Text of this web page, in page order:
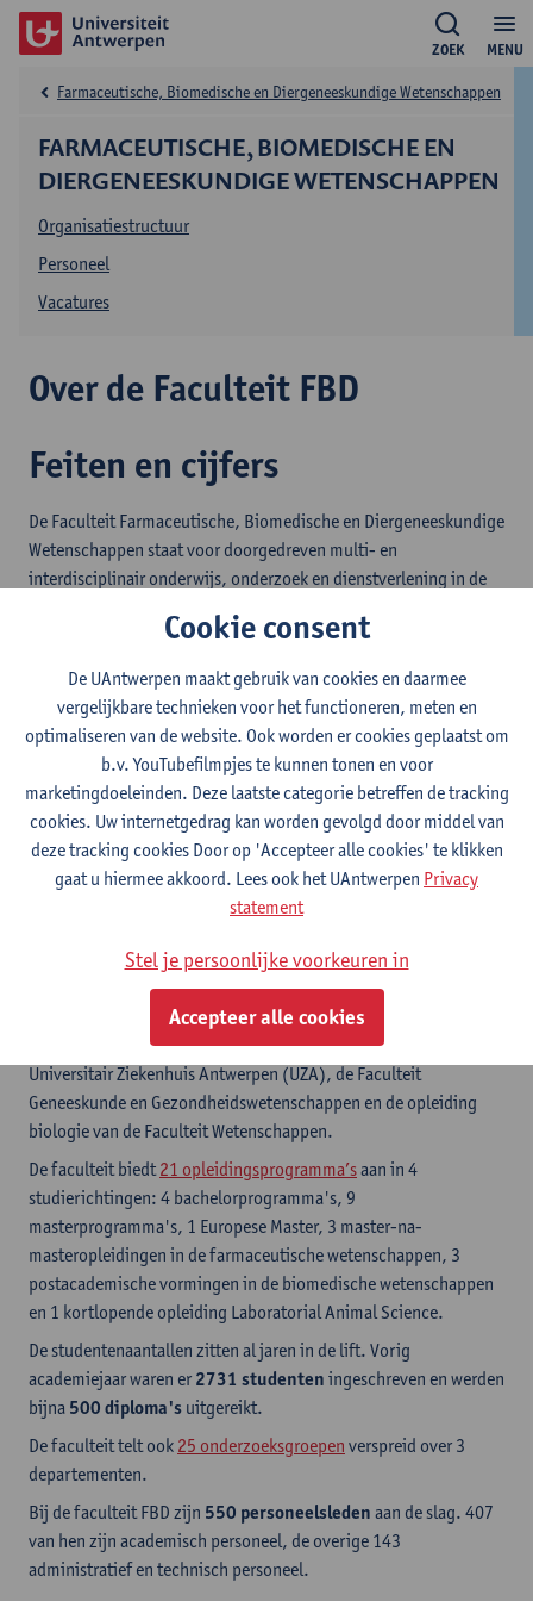
MENU
ZOEK
FARMACEUTISCHE, BIOMEDISCHE EN
DIERGENEESKUNDIGE WETENSCHAPPEN
Farmaceutische, Biomedische en Diergeneeskundige Wetenschappen
Organisatiestructuur
Personeel
Vacatures
Over de Faculteit FBD
Feiten en cijfers
De Faculteit Farmaceutische, Biomedische en Diergeneeskundige
Wetenschappen staat voor doorgedreven multi- en
interdisciplinair onderwijs, onderzoek en dienstverlening in de
masteropleidingen in defarmaceutische wetenschappen
en een bacheloropleiding in dediergeneeskunde . De Faculteit
FBD neemt ook deel aan het Erasmus Mundus-consortium
rond deMaster of Leading International Vaccinology Education
en werkt voor haar onderwijs samen met prestigieuze
partners zoals het Vlaams Instituut voor Biotechnologie (VIB),
het Instituut voor Tropische Geneeskunde (ITG) en het Vlaams
Instituut voor Technologie (VITO). Daarnaast streeft ze naar de
valorisatie van haar onderzoek ten gunste van de maatschappij
en de industrie via wetenschapscommunicatie, partnerschappen
De faculteit is gehuisvest op Campus Drie Eiken in de zuidrand
rond Antwerpen. Campus Drie Eiken is een uitgestrekte groene
campus in de gemeente Wilrijk. Op dezelfde campus vind je het
Universitair Ziekenhuis Antwerpen (UZA), de Faculteit
Geneeskunde en Gezondheidswetenschappen en de opleiding
biologie van de Faculteit Wetenschappen.
De faculteit biedt21 opleidingsprogramma’saan in 4
studierichtingen: 4 bachelorprogramma's, 9
masterprogramma's, 1 Europese Master, 3 master-na-
masteropleidingen in de farmaceutische wetenschappen, 3
postacademische vormingen in de biomedische wetenschappen
en 1 kortlopende opleiding Laboratorial Animal Science.
De studentenaantallen zitten al jaren in de lift. Vorig
academiejaar waren er 2731 studenten ingeschreven en werden
bijna 500 diploma's uitgereikt.
De faculteit telt ook 25 onderzoeksgroepen verspreid over 3
departementen.
Bij de faculteit FBD zijn 550 personeelsleden aan de slag. 407
van hen zijn academisch personeel, de overige 143
administratief en technisch personeel.
Cookie consent
De UAntwerpen maakt gebruik van cookies en daarmee
vergelijkbare technieken voor het functioneren, meten en
optimaliseren van de website. Ook worden er cookies geplaatst om
b.v. YouTubefilmpjes te kunnen tonen en voor
marketingdoeleinden. Deze laatste categorie betreffen de tracking
cookies. Uw internetgedrag kan worden gevolgd door middel van
deze tracking cookies Door op 'Accepteer alle cookies' te klikken
gaat u hiermee akkoord. Lees ook het UAntwerpen Privacy
statement
Stel je persoonlijke voorkeuren in
Accepteer alle cookies